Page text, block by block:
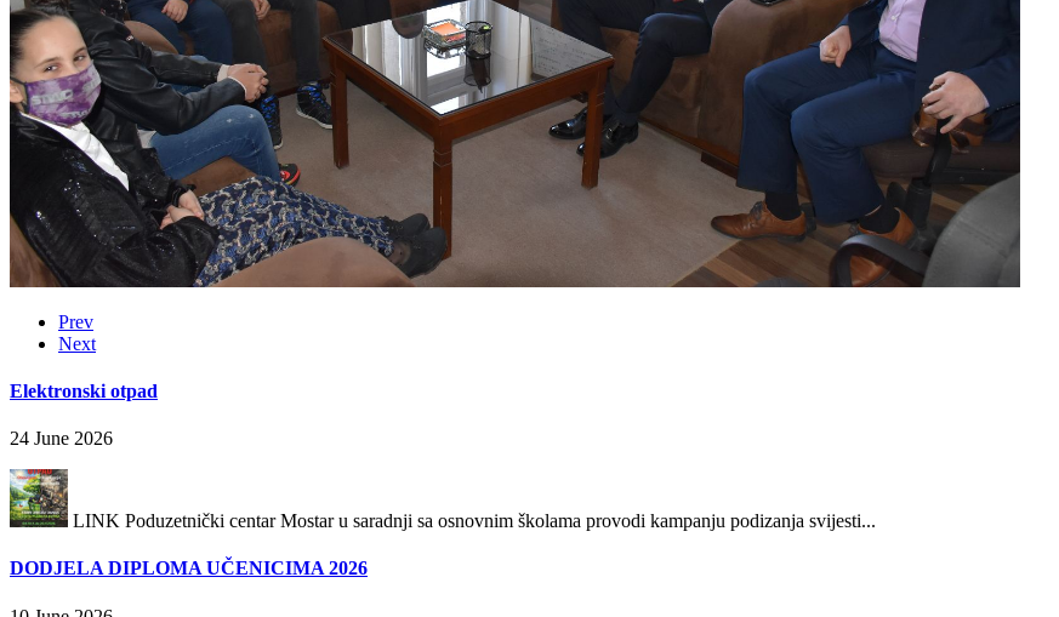
Prev
Next
Elektronski otpad
24 June 2026
LINK Poduzetnički centar Mostar u saradnji sa osnovnim školama provodi kampanju podizanja svijesti...
DODJELA DIPLOMA UČENICIMA 2026